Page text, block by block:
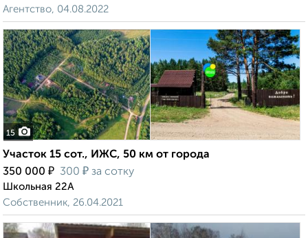
Агентство, 04.08.2022
15
Участок 15 сот., ИЖС, 50 км от города
350 000 ₽ 300 ₽ за сотку
Школьная 22А
Собственник, 26.04.2021